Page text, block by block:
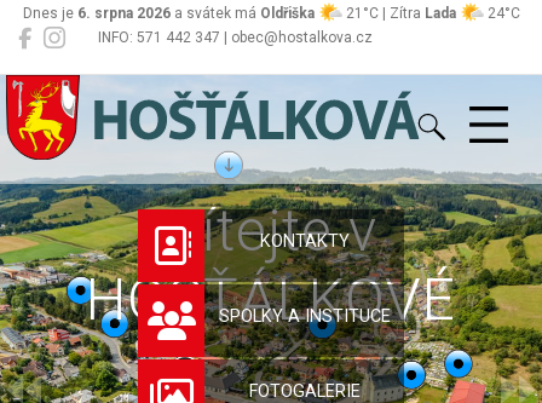
INFO: 571 442 347 | obec@hostalkova.cz
Dnes je 6. srpna 2026a svátek má Oldřiška 21°C | Zítra Lada 24°C
Hošťálková
Vítejte v
HOŠŤÁLKOVÉ
KONTAKTY
SPOLKY A INSTITUCE
FOTOGALERIE